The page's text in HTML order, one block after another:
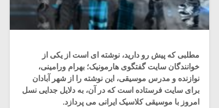
مطلبی که پیش رو دارید، نوشته ای است از یکی از
خوانندگان سایت گفتگوی هارمونیک؛ بهرام ورامینی،
نوازنده و مدرس موسیقی، این نوشته را از شهر آبادان
برای سایت فرستاده است که در آن، به دلایل جدایی نسل
امروز با موسیقی کلاسیک ایرانی می پردازد.